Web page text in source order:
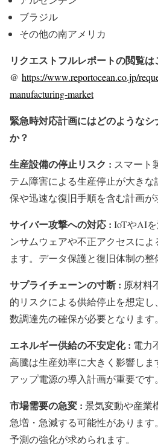
ブラジル
その他の南アメリカ
リクエストフルレポートの閲覧は
@ https://www.reportocean.co.jp/
manufacturing-market
緊急時対応計画にはどのような
か？
生産設備の停止リスク : スマート
テム障害による生産停止が大き
保や迅速な復旧手順を含む計画が
サイバー攻撃への対応 : IoTやAI
ンサムウェアや不正アクセスに
ます。データ保護と復旧体制の整
サプライチェーンの寸断 : 原材料
的リスクによる供給停止を想定
数調達先の確保が必要となります。
エネルギー供給の不安定化 : 電力
高騰は生産効率に大きく影響しま
アップ電源の導入計画が重要です。
市場需要の急変 : 景気変動や産業
急増・急減する可能性がありま
予測の強化が求められます。